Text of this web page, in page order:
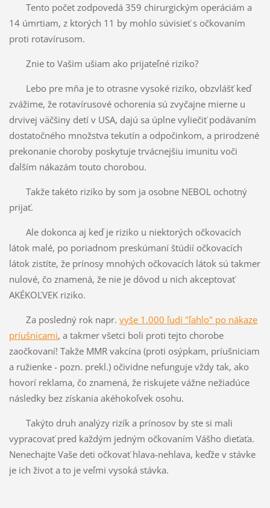
Tento počet zodpovedá 359 chirurgickým operáciám a
14 úmrtiam, z ktorých 11 by mohlo súvisieť s očkovaním
proti rotavírusom.
Znie to Vašim ušiam ako prijateľné riziko?
Lebo pre mňa je to otrasne vysoké riziko, obzvlášť keď
zvážime, že rotavírusové ochorenia sú zvyčajne mierne u
drvivej väčšiny detí v USA, dajú sa úplne vyliečiť podávaním
dostatočného množstva tekutín a odpočinkom, a prirodzené
prekonanie choroby poskytuje trvácnejšiu imunitu voči
ďalším nákazám touto chorobou.
Takže takéto riziko by som ja osobne NEBOL ochotný
prijať.
Ale dokonca aj keď je riziko u niektorých očkovacích
látok malé, po poriadnom preskúmaní štúdií očkovacích
látok zistíte, že prínosy mnohých očkovacích látok sú takmer
nulové, čo znamená, že nie je dôvod u nich akceptovať
AKÉKOĽVEK riziko.
Za posledný rok napr. vyše 1.000 ľudí "ľahlo" po nákaze
príušnicami, a takmer všetci boli proti tejto chorobe
zaočkovaní! Takže MMR vakcína (proti osýpkam, príušniciam
a ružienke - pozn. prekl.) očividne nefunguje vždy tak, ako
hovorí reklama, čo znamená, že riskujete vážne nežiadúce
následky bez získania akéhokoľvek osohu.
Takýto druh analýzy rizík a prínosov by ste si mali
vypracovať pred každým jedným očkovaním Vášho dieťaťa.
Nenechajte Vaše deti očkovať hlava-nehlava, keďže v stávke
je ich život a to je veľmi vysoká stávka.